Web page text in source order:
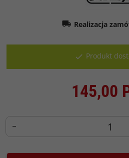
Realizacja
Produkt
145,00